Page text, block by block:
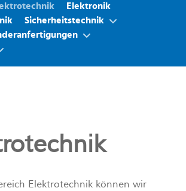
Elektronik
Sicherheitstechnik
Elektrotechnik können wir